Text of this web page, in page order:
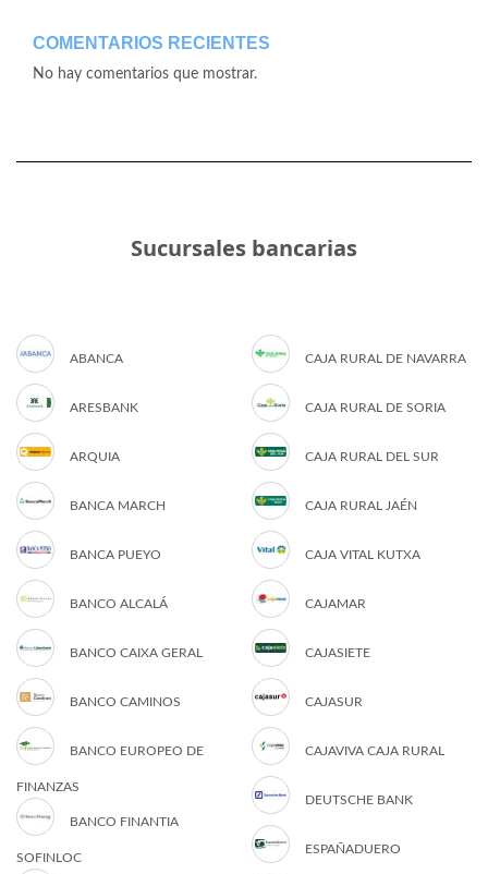
COMENTARIOS RECIENTES
No hay comentarios que mostrar.
Sucursales bancarias
ABANCA
ARESBANK
ARQUIA
BANCA MARCH
BANCA PUEYO
BANCO ALCALÁ
BANCO CAIXA GERAL
BANCO CAMINOS
BANCO EUROPEO DE
FINANZAS
BANCO FINANTIA
SOFINLOC
CAJA RURAL DE NAVARRA
CAJA RURAL DE SORIA
CAJA RURAL DEL SUR
CAJA RURAL JAÉN
CAJA VITAL KUTXA
CAJAMAR
CAJASIETE
CAJASUR
CAJAVIVA CAJA RURAL
DEUTSCHE BANK
ESPAÑADUERO